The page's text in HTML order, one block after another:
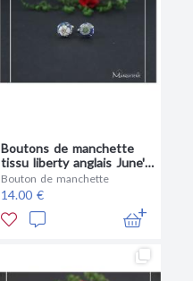
Boutons de manchette
tissu liberty anglais June's
Meadow bleu roi
Bouton de manchette
14.00 €